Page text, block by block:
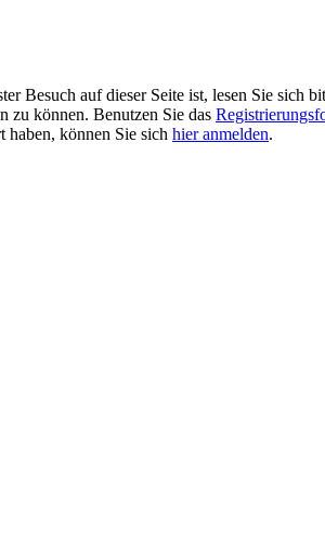
Besuch auf dieser Seite ist, lesen Sie sich
zu können. Benutzen Sie das
haben, können Sie sich hier anmelden.